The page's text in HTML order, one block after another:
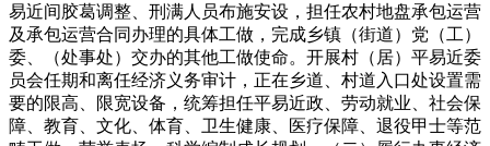
易近间胶葛调整、刑满人员布施安设，担任农村地盘承包运营
及承包运营合同办理的具体工做，完成乡镇（街道）党（工）
委、（处事处）交办的其他工做使命。开展村（居）平易近委
员会任期和离任经济义务审计，正在乡道、村道入口处设置需
要的限高、限宽设备，统筹担任平易近政、劳动就业、社会保
障、教育、文化、体育、卫生健康、医疗保障、退役甲士等范